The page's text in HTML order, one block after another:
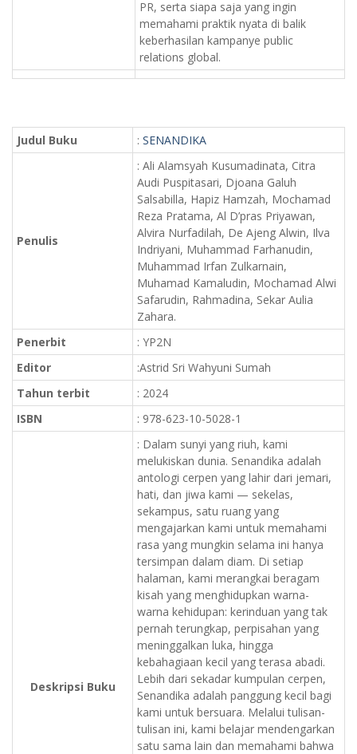
PR, serta siapa saja yang ingin
memahami praktik nyata di balik
keberhasilan kampanye public
relations global.
Judul Buku : SENANDIKA
Penulis
: Ali Alamsyah Kusumadinata, Citra
Audi Puspitasari, Djoana Galuh
Salsabilla, Hapiz Hamzah, Mochamad
Reza Pratama, Al D’pras Priyawan,
Alvira Nurfadilah, De Ajeng Alwin, Ilva
Indriyani, Muhammad Farhanudin,
Muhammad Irfan Zulkarnain,
Muhamad Kamaludin, Mochamad Alwi
Safarudin, Rahmadina, Sekar Aulia
Zahara.
Penerbit
: YP2N
Editor
:Astrid Sri Wahyuni Sumah
Tahun terbit
: 2024
ISBN
: 978-623-10-5028-1
Deskripsi Buku
: Dalam sunyi yang riuh, kami
melukiskan dunia. Senandika adalah
antologi cerpen yang lahir dari jemari,
hati, dan jiwa kami — sekelas,
sekampus, satu ruang yang
mengajarkan kami untuk memahami
rasa yang mungkin selama ini hanya
tersimpan dalam diam. Di setiap
halaman, kami merangkai beragam
kisah yang menghidupkan warna-
warna kehidupan: kerinduan yang tak
pernah terungkap, perpisahan yang
meninggalkan luka, hingga
kebahagiaan kecil yang terasa abadi.
Lebih dari sekadar kumpulan cerpen,
Senandika adalah panggung kecil bagi
kami untuk bersuara. Melalui tulisan-
tulisan ini, kami belajar mendengarkan
satu sama lain dan memahami bahwa